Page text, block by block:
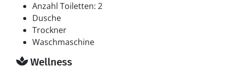
Anzahl Toiletten: 2
Dusche
Trockner
Waschmaschine
Wellness